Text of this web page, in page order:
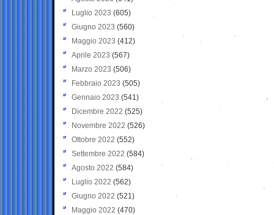
Luglio 2023 (605)
Giugno 2023 (560)
Maggio 2023 (412)
Aprile 2023 (567)
Marzo 2023 (506)
Febbraio 2023 (505)
Gennaio 2023 (541)
Dicembre 2022 (525)
Novembre 2022 (526)
Ottobre 2022 (552)
Settembre 2022 (584)
Agosto 2022 (584)
Luglio 2022 (562)
Giugno 2022 (521)
Maggio 2022 (470)